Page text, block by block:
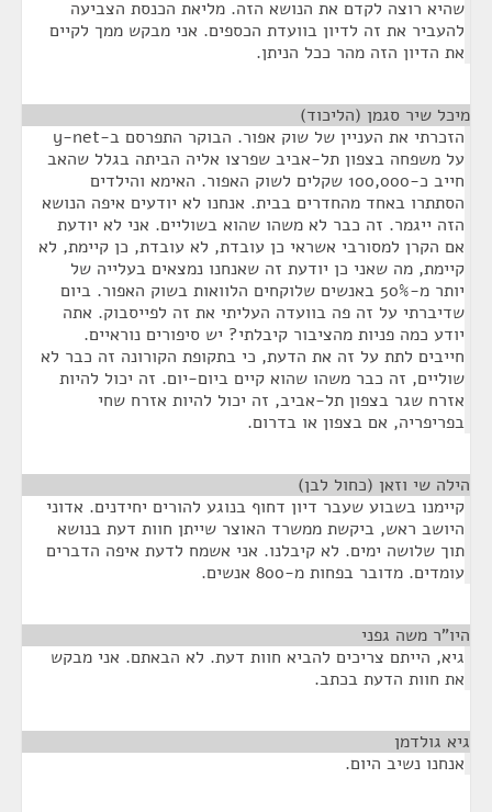
שהיא רוצה לקדם את הנושא הזה. מליאת הכנסת הצביעה
להעביר את זה לדיון בוועדת הכספים. אני מבקש ממך לקיים
את הדיון הזה מהר ככל הניתן.
מיכל שיר סגמן (הליכוד)
הזכרתי את העניין של שוק אפור. הבוקר התפרסם ב-y-net
על משפחה בצפון תל-אביב שפרצו אליה הביתה בגלל שהאב
חייב כ-100,000 שקלים לשוק האפור. האימא והילדים
הסתתרו באחד מהחדרים בבית. אנחנו לא יודעים איפה הנושא
הזה ייגמר. זה כבר לא משהו שהוא בשוליים. אני לא יודעת
אם הקרן למסורבי אשראי כן עובדת, לא עובדת, כן קיימת, לא
קיימת, מה שאני כן יודעת זה שאנחנו נמצאים בעלייה של
יותר מ-50% באנשים שלוקחים הלוואות בשוק האפור. ביום
שדיברתי על זה פה בוועדה העליתי את זה לפייסבוק. אתה
יודע כמה פניות מהציבור קיבלתי? יש סיפורים נוראיים.
חייבים לתת על זה את הדעת, כי בתקופת הקורונה זה כבר לא
שוליים, זה כבר משהו שהוא קיים ביום-יום. זה יכול להיות
אזרח שגר בצפון תל-אביב, זה יכול להיות אזרח שחי
בפריפריה, אם בצפון או בדרום.
הילה שי וזאן (כחול לבן)
קיימנו בשבוע שעבר דיון דחוף בנוגע להורים יחידנים. אדוני
היושב ראש, ביקשת ממשרד האוצר שייתן חוות דעת בנושא
תוך שלושה ימים. לא קיבלנו. אני אשמח לדעת איפה הדברים
עומדים. מדובר בפחות מ-800 אנשים.
היו"ר משה גפני
גיא, הייתם צריכים להביא חוות דעת. לא הבאתם. אני מבקש
את חוות הדעת בכתב.
גיא גולדמן
אנחנו נשיב היום.